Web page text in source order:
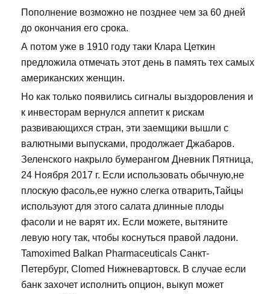
Пополнение возможно не позднее чем за 60 дней
до окончания его срока.
А потом уже в 1910 году таки Клара Цеткин
предложила отмечать этот день в память тех самых
американских женщин.
Но как только появились сигналы выздоровления и
к инвесторам вернулся аппетит к рискам
развивающихся стран, эти заемщики вышли с
валютными выпусками, продолжает Джабаров.
Зеленского накрыло бумерангом Дневник Пятница,
24 Ноября 2017 г. Если использовать обычную,не
плоскую фасоль,ее нужно слегка отварить,Тайцы
используют для этого салата длинные плоды
фасоли и не варят их. Если можете, вытяните
левую ногу так, чтобы коснуться правой ладони.
Tamoximed Balkan Pharmaceuticals Санкт-
Петербург, Clomed Нижневартовск. В случае если
банк захочет исполнить опцион, выкуп может